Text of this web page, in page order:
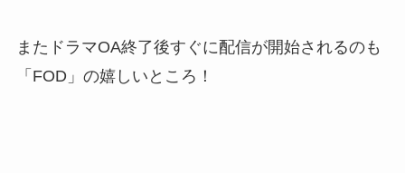
またドラマOA終了後すぐに配信が開始されるのも
「FOD」の嬉しいところ！